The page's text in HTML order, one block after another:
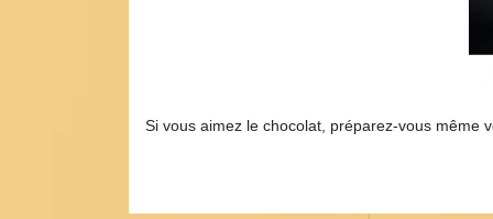
Si vous aimez le chocolat, préparez-vous même